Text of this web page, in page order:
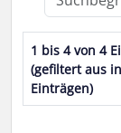
1 bis 4 von 4
(gefiltert aus
Einträgen)